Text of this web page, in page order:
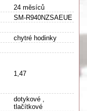
24 měsíců
SM-R940NZSAEUE
chytré hodinky
1,47
dotykové ,
tlačítkové